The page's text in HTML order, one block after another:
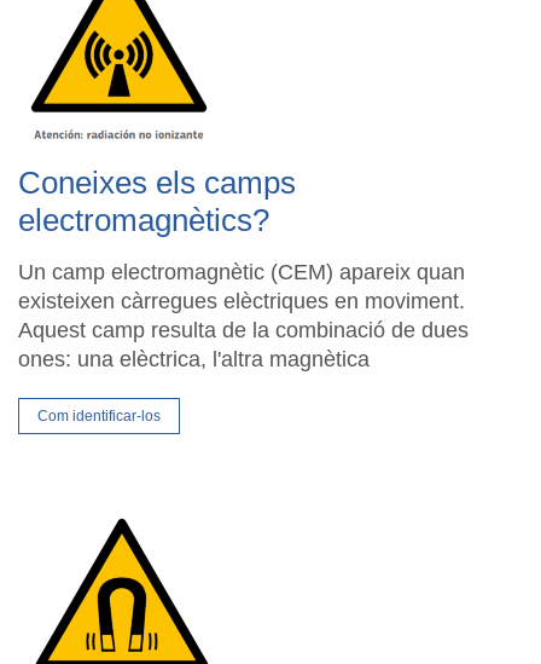
Coneixes els camps
electromagnètics?
Un camp electromagnètic (CEM) apareix quan
existeixen càrregues elèctriques en moviment.
Aquest camp resulta de la combinació de dues
ones: una elèctrica, l'altra magnètica
Com identificar-los